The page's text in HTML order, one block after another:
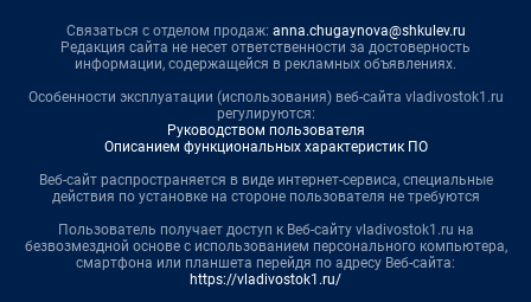
Связаться с отделом продаж: anna.chugaynova@shkulev.ru
Редакция сайта не несет ответственности за достоверность
информации, содержащейся в рекламных объявлениях.
Особенности эксплуатации (использования) веб-сайта vladivostok1.ru
регулируются:
Руководством пользователя
Описанием функциональных характеристик ПО
Веб-сайт распространяется в виде интернет-сервиса, специальные
действия по установке на стороне пользователя не требуются
Пользователь получает доступ к Веб-сайту vladivostok1.ru на
безвозмездной основе с использованием персонального компьютера,
смартфона или планшета перейдя по адресу Веб-сайта:
https://vladivostok1.ru/